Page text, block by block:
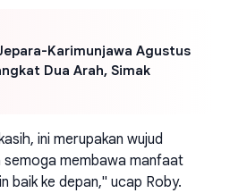
Karimunjawa Agustus
Dua Arah, Simak
ini merupakan wujud
membawa manfaat
baik ke depan," ucap Roby.